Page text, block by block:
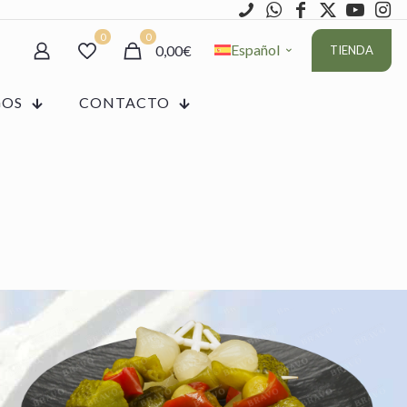
0 0
0,00€ Español TIENDA
CONTACTO